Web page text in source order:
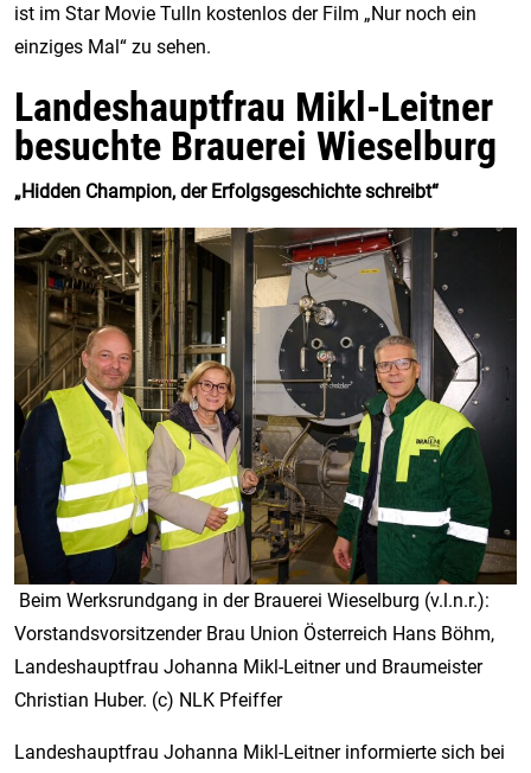
ist im Star Movie Tulln kostenlos der Film „Nur noch ein
einziges Mal“ zu sehen.
Landeshauptfrau Mikl-Leitner
besuchte Brauerei Wieselburg
„Hidden Champion, der Erfolgsgeschichte schreibt“
Beim Werksrundgang in der Brauerei Wieselburg (v.l.n.r.):
Vorstandsvorsitzender Brau Union Österreich Hans Böhm,
Landeshauptfrau Johanna Mikl-Leitner und Braumeister
Christian Huber. (c) NLK Pfeiffer
Landeshauptfrau Johanna Mikl-Leitner informierte sich bei